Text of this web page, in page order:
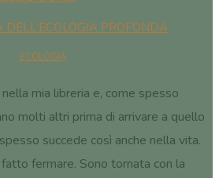
DELL’ECOLOGIA PROFONDA
ECOLOGIA
mia libreria e, come spesso
molti altri prima di arrivare a quello
succede così anche nella vita.
fermare. Sono tornata con la